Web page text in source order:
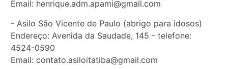
Email: henrique.adm.apami@gmail.com
- Asilo São Vicente de Paulo (abrigo para idosos)
Endereço: Avenida da Saudade, 145 - telefone:
4524-0590
Email: contato.asiloitatiba@gmail.com